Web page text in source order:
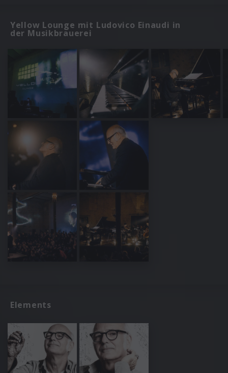
Yellow Lounge mit Ludovico Einaudi in
der Musikbrauerei
Elements